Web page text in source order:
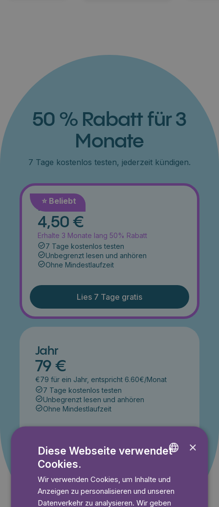
50 % Rabatt für 3
Monate
7 Tage kostenlos testen, jederzeit kündigen.
⭐️ Beliebt
Monat
4,50 €
Erhalte 3 Monate lang 50% Rabatt
7 Tage kostenlos testen
Unbegrenzt lesen und anhören
Ohne Mindestlaufzeit
Lies 7 Tage gratis
Jahr
79 €
€79 für ein Jahr, entspricht 6.60€/Monat
7 Tage kostenlos testen
Unbegrenzt lesen und anhören
Ohne Mindestlaufzeit
Angebot gültig bis einschließlich 14.09.2026. Nur für
Neukunden.
GERMAN
×
Diese Webseite verwendet
Cookies.
Wir verwenden Cookies, um Inhalte und
Anzeigen zu personalisieren und unseren
Datenverkehr zu analysieren. Wir geben